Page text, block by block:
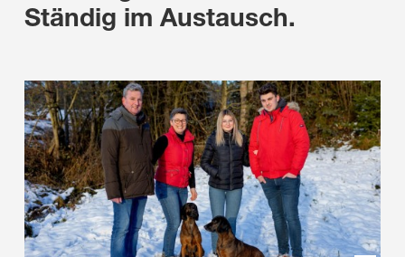
Ständig im Austausch.